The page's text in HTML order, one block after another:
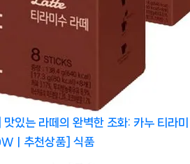
있는 라떼의 완벽한 조화: 카누 티라미
ㅣ추천상품] 식품